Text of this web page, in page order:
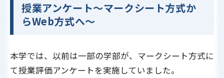
授業アンケート～マークシート方式か
らWeb方式へ～
本学では、以前は一部の学部が、マークシート方式に
て授業評価アンケートを実施していました。